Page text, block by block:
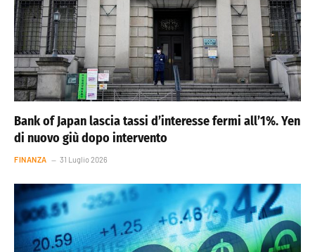
Bank of Japan lascia tassi d’interesse fermi all’1%. Yen
di nuovo giù dopo intervento
FINANZA 31 Luglio 2026